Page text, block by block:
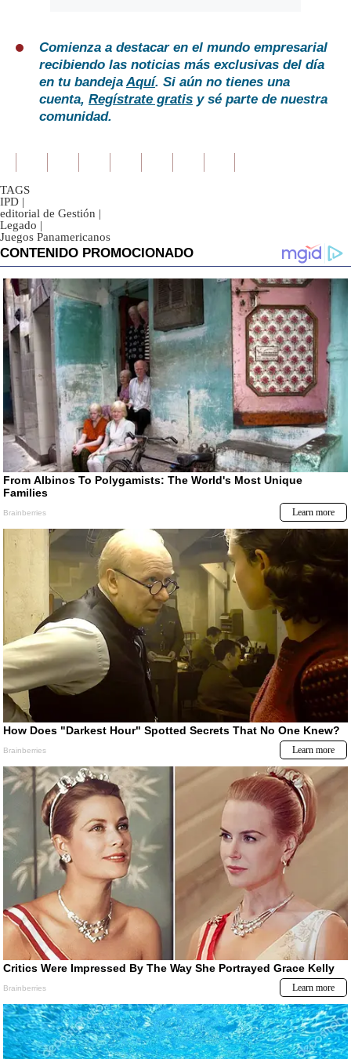
Comienza a destacar en el mundo empresarial
recibiendo las noticias más exclusivas del día
en tu bandejaAquí. Si aún no tienes una
cuenta, Regístrate gratis y sé parte de nuestra
comunidad.
TAGS
IPD |
editorial de Gestión |
Legado |
Juegos Panamericanos